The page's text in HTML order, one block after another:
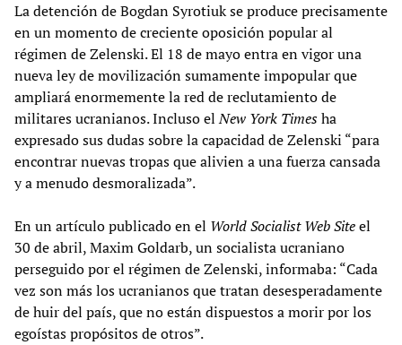
La detención de Bogdan Syrotiuk se produce precisamente
en un momento de creciente oposición popular al
régimen de Zelenski. El 18 de mayo entra en vigor una
nueva ley de movilización sumamente impopular que
ampliará enormemente la red de reclutamiento de
militares ucranianos. Incluso elNew York Timesha
expresado sus dudas sobre la capacidad de Zelenski “para
encontrar nuevas tropas que alivien a una fuerza cansada
y a menudo desmoralizada”.
En un artículo publicado en el World Socialist Web Siteel
30 de abril, Maxim Goldarb, un socialista ucraniano
perseguido por el régimen de Zelenski, informaba: “Cada
vez son más los ucranianos que tratan desesperadamente
de huir del país, que no están dispuestos a morir por los
egoístas propósitos de otros”.